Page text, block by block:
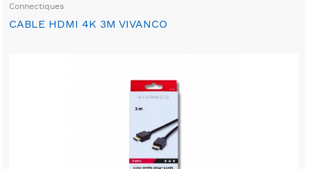
Connectiques
CABLE HDMI 4K 3M VIVANCO